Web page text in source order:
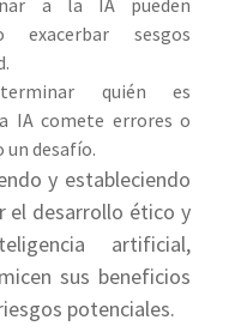
sesgos
quién es
IA comete errores o
un desafío.
y estableciendo
el desarrollo ético y
artificial,
sus beneficios
potenciales.